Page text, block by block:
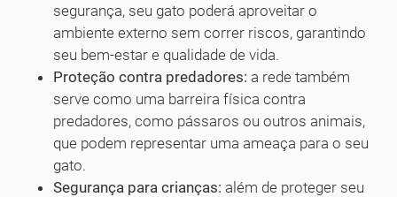
segurança, seu gato poderá aproveitar o
ambiente externo sem correr riscos, garantindo
seu bem-estar e qualidade de vida.
Proteção contra predadores: a rede também
serve como uma barreira física contra
predadores, como pássaros ou outros animais,
que podem representar uma ameaça para o seu
gato.
Segurança para crianças: além de proteger seu